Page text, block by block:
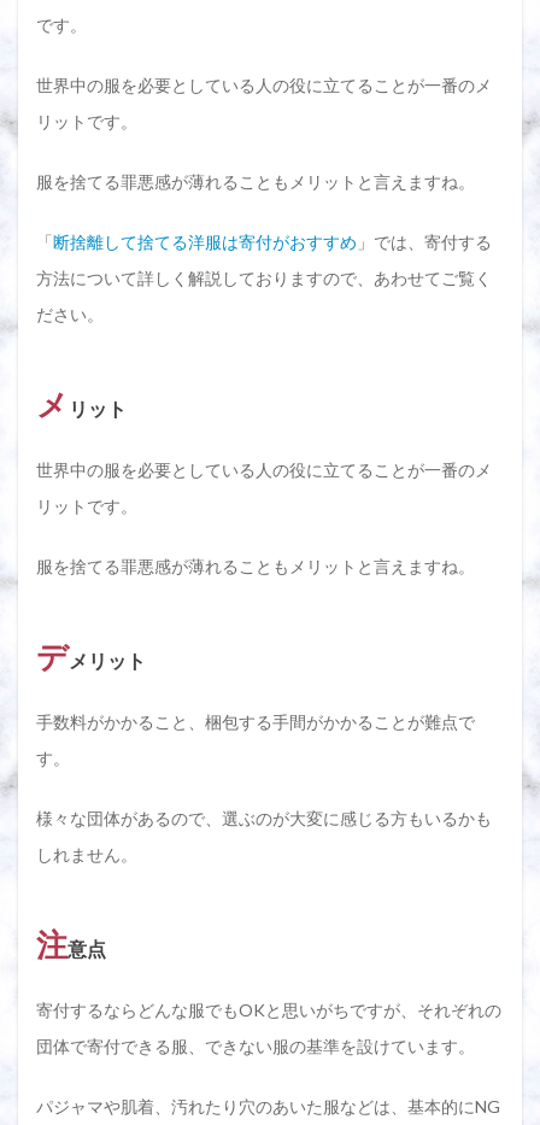
です。
世界中の服を必要としている人の役に立てることが一番のメ
リットです。
服を捨てる罪悪感が薄れることもメリットと言えますね。
「断捨離して捨てる洋服は寄付がおすすめ 」では、寄付する
方法について詳しく解説しておりますので、あわせてご覧く
ださい。
メ リット
世界中の服を必要としている人の役に立てることが一番のメ
リットです。
服を捨てる罪悪感が薄れることもメリットと言えますね。
デメリット
手数料がかかること、梱包する手間がかかることが難点で
す。
様々な団体があるので、選ぶのが大変に感じる方もいるかも
しれません。
注意点
寄付するならどんな服でもOKと思いがちですが、それぞれの
団体で寄付できる服、できない服の基準を設けています。
パジャマや肌着、汚れたり穴のあいた服などは、基本的にNG